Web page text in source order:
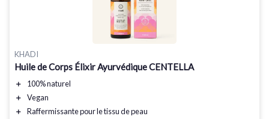
KHADI
Huile de Corps Élixir Ayurvédique CENTELLA
＋
100% naturel
＋
Vegan
＋
Raffermissantepour le tissu de peau